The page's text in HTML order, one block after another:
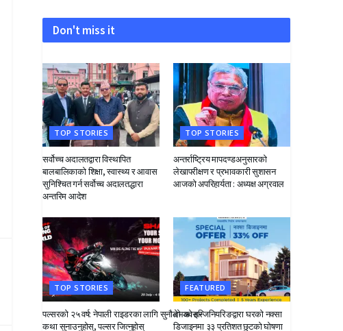
Don't miss it
TOP STORIES
सर्वोच्च अदालतद्वारा विस्थापित
बालबालिकाको शिक्षा, स्वास्थ्य र आवास
सुनिश्चित गर्न सर्वोच्च अदालतद्धारा
अन्तरिम आदेश
TOP STORIES
अन्तर्राष्ट्रिय मापदण्डअनुसारको
लेखापरीक्षण र प्रभावकारी सुशासन
आजको अपरिहार्यता : अध्यक्ष अग्रवाल
TOP STORIES
पल्सरको २५ वर्ष: नेपाली राइडरका लागि सुनौलो अवसर
कथा सुनाउनुहोस्, पल्सर जित्नुहोस्
FEATURED
देभको इन्जिनियरिङद्वारा घरको नक्सा
डिजाइनमा ३३ प्रतिशत छुटको घोषणा